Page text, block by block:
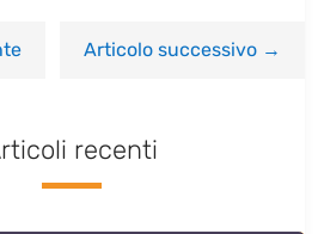
Articolo successivo→
recenti